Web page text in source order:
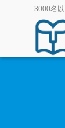
3000名